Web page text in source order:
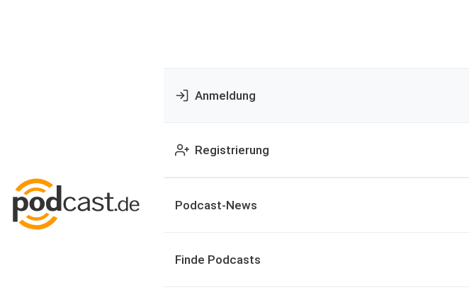
Anmeldung
Registrierung
Podcast-News
Finde Podcasts